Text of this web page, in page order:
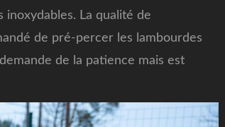
inoxydables. La qualité de
de pré-percer les lambourdes
de la patience mais est